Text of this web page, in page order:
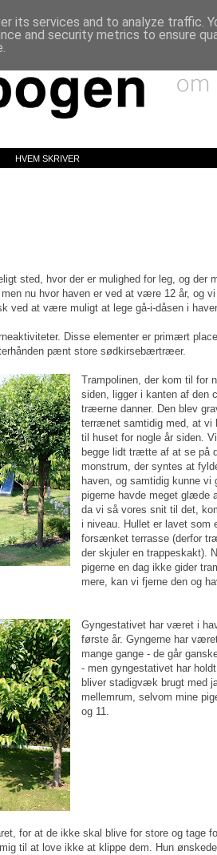
HVEM SKRIVER
sted, hvor der er mulighed for leg, og der
nu hvor haven er ved at være 12 år, og vi
ved at være muligt at lege gå-i-dåsen i
Disse elementer er primært
pænt store sødkirsebærtræer.
Trampolinen, der kom til for
siden, ligger i kanten af den
træerne danner. Den blev
terrænet samtidig med, at vi
til huset for nogle år siden.
begge lidt trætte af at se på
monstrum, der syntes at
haven, og samtidig kunne vi
pigerne havde meget glæde
da vi så vores snit til det,
i niveau. Hullet er lavet som
forsænket terrasse (derfor
der skjuler en trappeskakt).
pigerne en dag ikke gider
mere, kan vi fjerne den og
Gyngestativet har været i
første år. Gyngerne har
mange gange - de går
- men gyngestativet har
bliver stadigvæk brugt med
mellemrum, selvom mine
og 11.
for at de ikke skal blive for store og tage
til at love ikke at klippe dem. Hun
its services and to analyze traffic.
and security metrics to ensure